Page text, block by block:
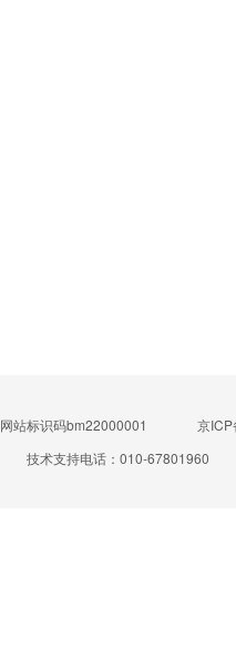
网站标识码bm22000001
京
技术支持电话：010-67801960